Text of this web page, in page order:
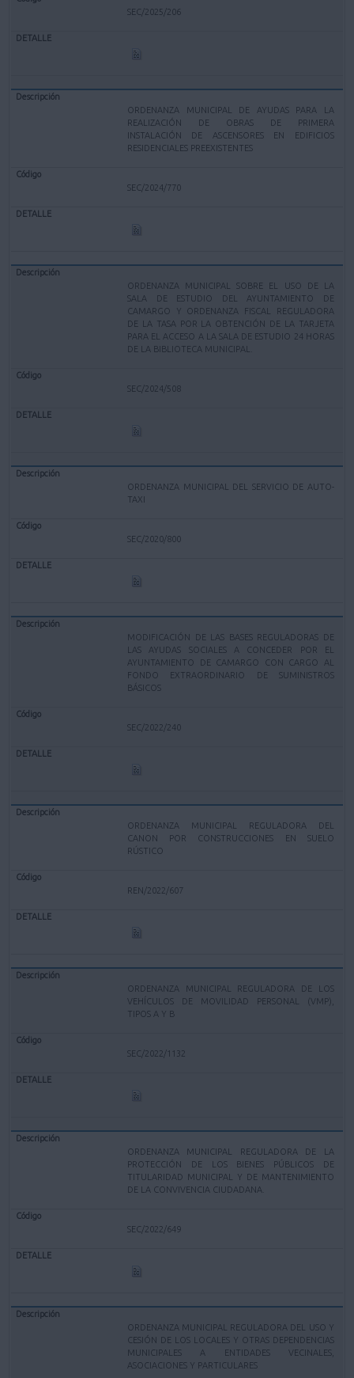
SEC/2025/206
ORDENANZA MUNICIPAL DE AYUDAS PARA LA
REALIZACIÓN DE OBRAS DE PRIMERA
INSTALACIÓN DE ASCENSORES EN EDIFICIOS
RESIDENCIALES PREEXISTENTES
SEC/2024/770
ORDENANZA MUNICIPAL SOBRE EL USO DE LA
SALA DE ESTUDIO DEL AYUNTAMIENTO DE
CAMARGO Y ORDENANZA FISCAL REGULADORA
DE LA TASA POR LA OBTENCIÓN DE LA TARJETA
PARA EL ACCESO A LA SALA DE ESTUDIO 24 HORAS
DE LA BIBLIOTECA MUNICIPAL.
SEC/2024/508
ORDENANZA MUNICIPAL DEL SERVICIO DE AUTO-
TAXI
SEC/2020/800
MODIFICACIÓN DE LAS BASES REGULADORAS DE
LAS AYUDAS SOCIALES A CONCEDER POR EL
AYUNTAMIENTO DE CAMARGO CON CARGO AL
FONDO EXTRAORDINARIO DE SUMINISTROS
BÁSICOS
SEC/2022/240
ORDENANZA MUNICIPAL REGULADORA DEL
CANON POR CONSTRUCCIONES EN SUELO
RÚSTICO
REN/2022/607
ORDENANZA MUNICIPAL REGULADORA DE LOS
VEHÍCULOS DE MOVILIDAD PERSONAL (VMP),
TIPOS A Y B
SEC/2022/1132
ORDENANZA MUNICIPAL REGULADORA DE LA
PROTECCIÓN DE LOS BIENES PÚBLICOS DE
TITULARIDAD MUNICIPAL Y DE MANTENIMIENTO
DE LA CONVIVENCIA CIUDADANA.
SEC/2022/649
ORDENANZA MUNICIPAL REGULADORA DEL USO Y
CESIÓN DE LOS LOCALES Y OTRAS DEPENDENCIAS
MUNICIPALES A ENTIDADES VECINALES,
ASOCIACIONES Y PARTICULARES